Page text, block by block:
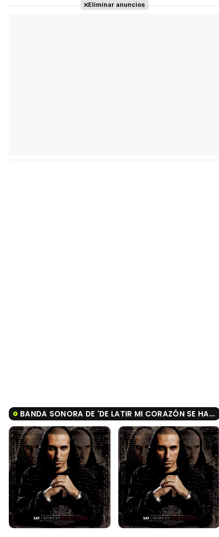
Eliminar anuncios
BANDA SONORA DE 'DE LATIR MI CORAZÓN SE HA PARADO'